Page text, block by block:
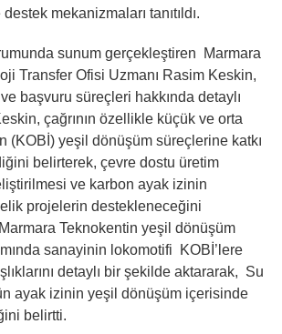
mekanizmaları tanıtıldı.
sunum gerçekleştiren Marmara
Transfer Ofisi Uzmanı Rasim Keskin,
ve başvuru süreçleri hakkında detaylı
çağrının özellikle küçük ve orta
(KOBİ) yeşil dönüşüm süreçlerine katkı
belirterek, çevre dostu üretim
ve karbon ayak izinin
projelerin destekleneceğini
Teknokentin yeşil dönüşüm
sanayinin lokomotifi KOBİ’lere
detaylı bir şekilde aktararak, Su
ayak izinin yeşil dönüşüm içerisinde
belirtti.